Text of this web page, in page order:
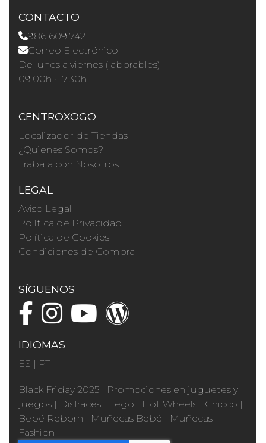
CONTACTO
986 609 742
Correo Electrónico
De lunes a viernes (laborables)
09.00h · 17.30h
CENTROXOGO
Localizador de Tiendas
¿Quienes Somos?
Trabaja con Nosotros
LEGAL
Aviso Legal
Política de Privacidad
Política de Cookies
Condiciones de Compra
SÍGUENOS
IDIOMAS
ES | PT
Black Friday 2025 | Promociones en juguetes y
juegos | Disfraces | Lego | Hot Wheels | Chicco |
Bebé Reborn | Muñecas Bebé | Muñecas
Fashion